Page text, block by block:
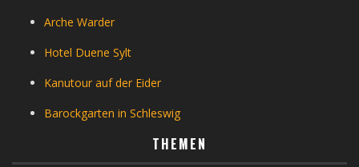
Arche Warder
Hotel Duene Sylt
Kanutour auf der Eider
Barockgarten in Schleswig
THEMEN